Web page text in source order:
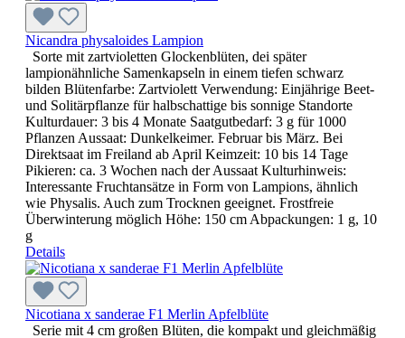
Nicandra physaloides Lampion
Sorte mit zartvioletten Glockenblüten, dei später
lampionähnliche Samenkapseln in einem tiefen schwarz
bilden Blütenfarbe: Zartviolett Verwendung: Einjährige Beet-
und Solitärpflanze für halbschattige bis sonnige Standorte
Kulturdauer: 3 bis 4 Monate Saatgutbedarf: 3 g für 1000
Pflanzen Aussaat: Dunkelkeimer. Februar bis März. Bei
Direktsaat im Freiland ab April Keimzeit: 10 bis 14 Tage
Pikieren: ca. 3 Wochen nach der Aussaat Kulturhinweis:
Interessante Fruchtansätze in Form von Lampions, ähnlich
wie Physalis. Auch zum Trocknen geeignet. Frostfreie
Überwinterung möglich Höhe: 150 cm Abpackungen: 1 g, 10
g
Details
Nicotiana x sanderae F1 Merlin Apfelblüte
Serie mit 4 cm großen Blüten, die kompakt und gleichmäßig